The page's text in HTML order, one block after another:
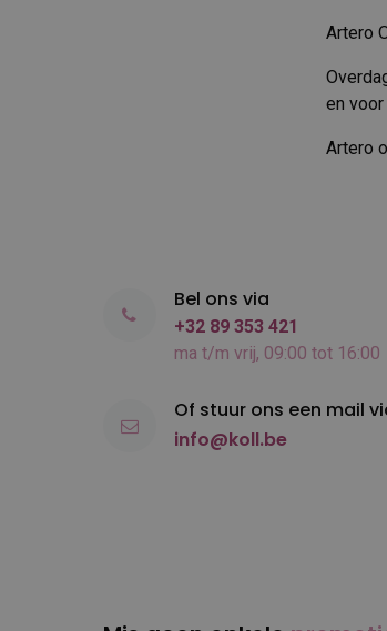
Artero
en
Artero
Bel ons via
+32 89 353 421
ma t/m vrij, 09:00 tot 16:00
Of stuur ons een mail
info@koll.be